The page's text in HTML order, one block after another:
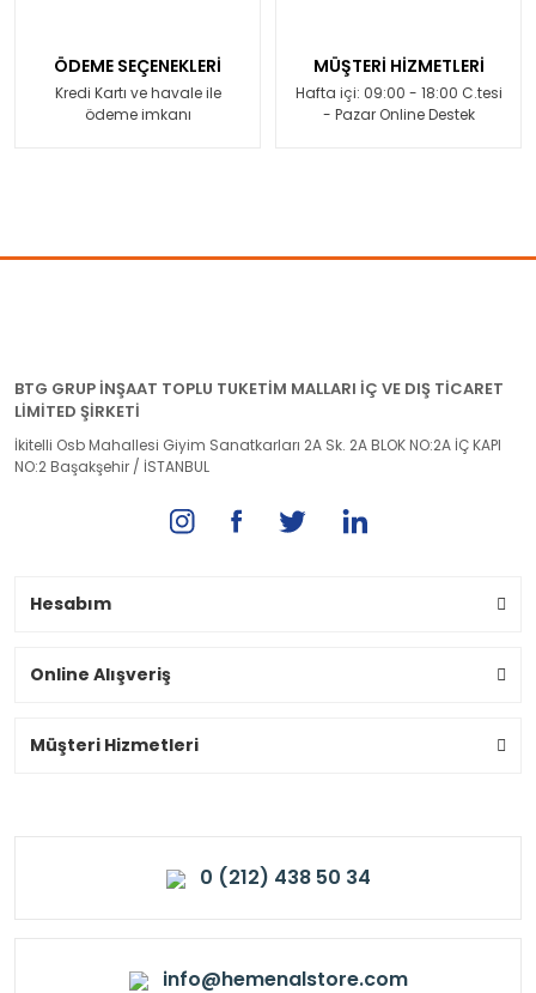
ÖDEME SEÇENEKLERİ
Kredi Kartı ve havale ile
ödeme imkanı
MÜŞTERİ HİZMETLERİ
Hafta içi: 09:00 - 18:00 C.tesi
- Pazar Online Destek
BTG GRUP İNŞAAT TOPLU TUKETİM MALLARI İÇ VE DIŞ TİCARET
LİMİTED ŞİRKETİ
İkitelli Osb Mahallesi Giyim Sanatkarları 2A Sk. 2A BLOK NO:2A İÇ KAPI
NO:2 Başakşehir / İSTANBUL
Hesabım
Online Alışveriş
Müşteri Hizmetleri
0 (212) 438 50 34
info@hemenalstore.com